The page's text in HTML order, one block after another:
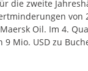
die zweite
von
Oil. Im 4.
Mio. USD zu